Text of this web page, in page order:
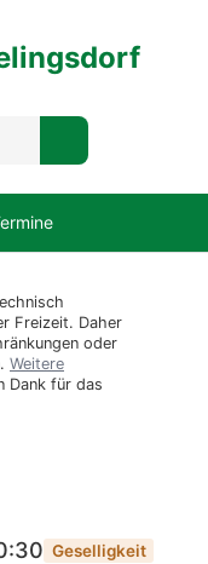
Freizeit. Daher
oder
Weitere
Dank für das
Geselligkeit